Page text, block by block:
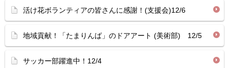
活け花ボランティアの皆さんに感謝！(支援会)12/6
地域貢献！「たまりんば」のドアアート (美術部) 12/5
サッカー部躍進中！12/4